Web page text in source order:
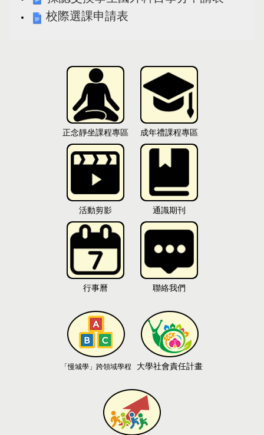
校際選課申請表
正念靜坐課程專區 成年禮課程專區
活動剪影 通識期刊
行事曆 聯絡我們
「慢城學」跨領域學程 大學社會責任計畫